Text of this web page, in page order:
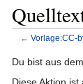
← Vorlage:CC-
Zur
Navigation
Zur
Suche
Du bist aus